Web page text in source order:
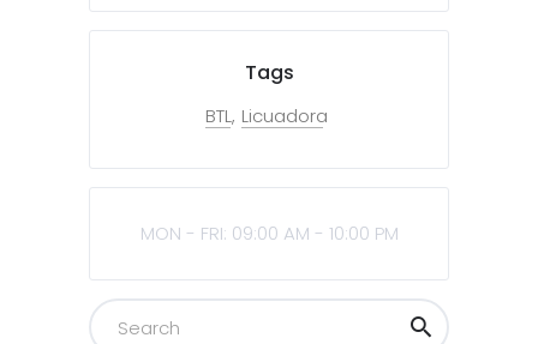
Tags
BTL Licuadora
MON - FRI: 09:00 AM - 10:00 PM